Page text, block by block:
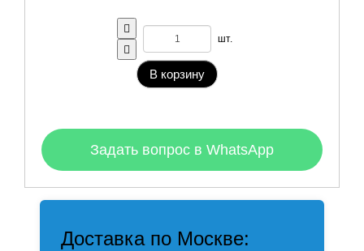
шт.
В корзину
Задать вопрос в WhatsApp
Доставка по Москве: